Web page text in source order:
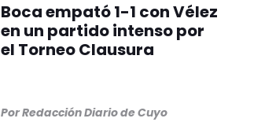
Boca empató 1-1 con Vélez
en un partido intenso por
el Torneo Clausura
PorRedacción Diario de Cuyo